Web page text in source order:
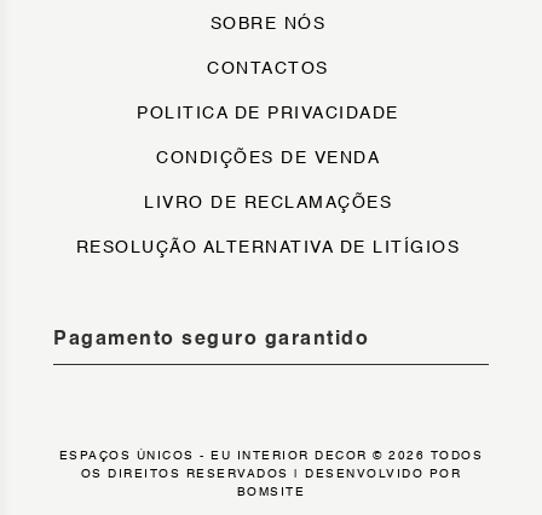
SOBRE NÓS
CONTACTOS
POLITICA DE PRIVACIDADE
CONDIÇÕES DE VENDA
LIVRO DE RECLAMAÇÕES
RESOLUÇÃO ALTERNATIVA DE LITÍGIOS
Pagamento seguro garantido
ESPAÇOS ÚNICOS - EU INTERIOR DECOR © 2026 TODOS
OS DIREITOS RESERVADOS | DESENVOLVIDO POR
BOMSITE